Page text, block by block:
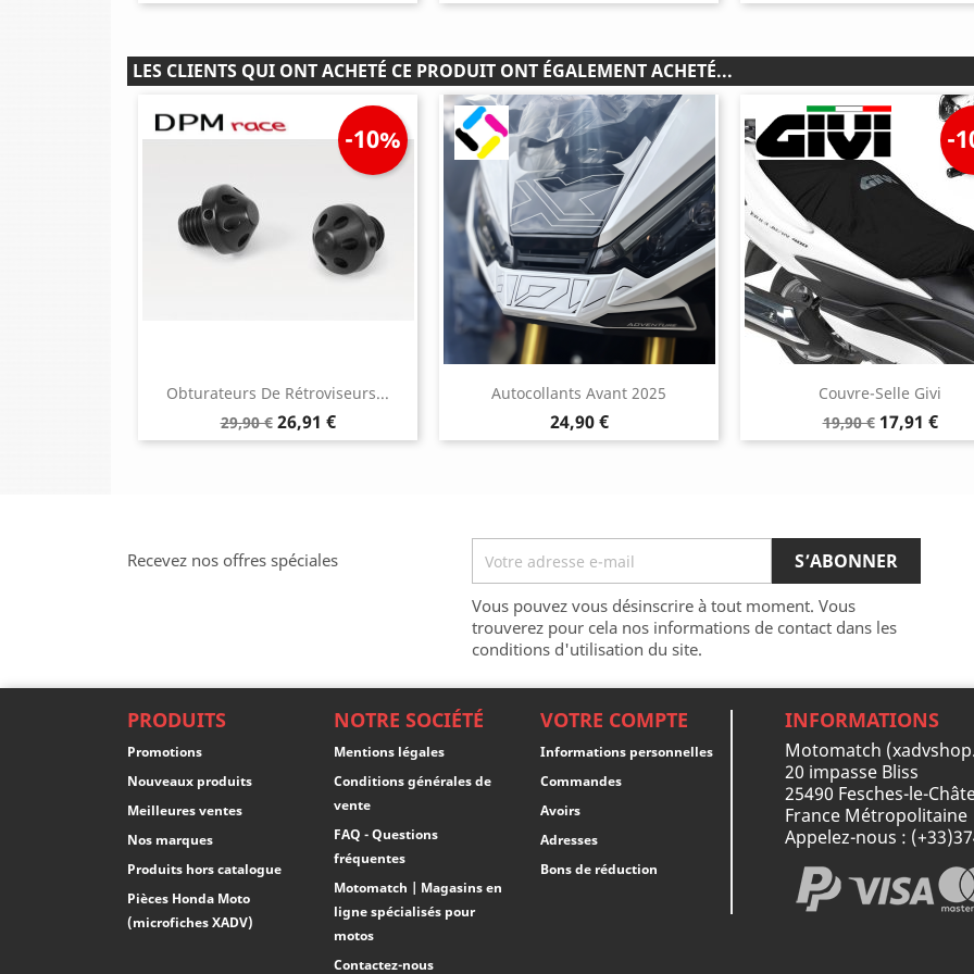
LES CLIENTS QUI ONT ACHETÉ CE PRODUIT ONT ÉGALEMENT ACHETÉ...
Obturateurs De Rétroviseurs...
Prix
de
29,90 €
-10%
Prix
26,91 €
Autocollants Avant 2025
Prix
24,90 €
Couvre-Selle Givi
Prix
de
19,90 €
-
Prix
17,91 €
Recevez nos offres spéciales
Vous pouvez vous désinscrire à tout moment. Vous
trouverez pour cela nos informations de contact dans les
conditions d'utilisation du site.
PRODUITS
Promotions
Nouveaux produits
Meilleures ventes
Nos marques
Produits hors catalogue
Pièces Honda Moto
(microfiches XADV)
NOTRE SOCIÉTÉ
Mentions légales
Conditions générales de
vente
FAQ - Questions
fréquentes
Motomatch | Magasins en
ligne spécialisés pour
motos
Contactez-nous
VOTRE COMPTE
Informations personnelles
Commandes
Avoirs
Adresses
Bons de réduction
INFORMATIONS
Motomatch
20 impasse Bliss
25490 Fesches-le-
France Métropolitaine
Appelez-nous :